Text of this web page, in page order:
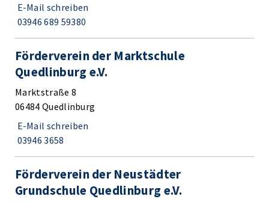
E-Mail schreiben
03946 689 59380
Förderverein der Marktschule
Quedlinburg e.V.
Marktstraße 8
06484 Quedlinburg
E-Mail schreiben
03946 3658
Förderverein der Neustädter
Grundschule Quedlinburg e.V.